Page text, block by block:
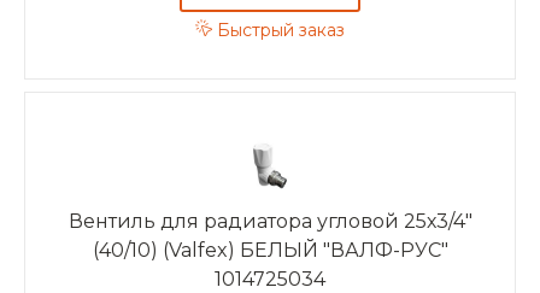
Быстрый заказ
Вентиль для радиатора угловой 25х3/4"
(40/10) (Valfex) БЕЛЫЙ "ВАЛФ-РУС"
1014725034